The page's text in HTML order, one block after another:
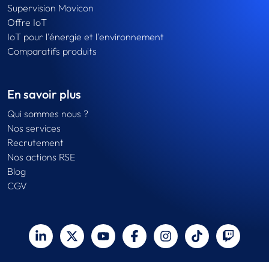
Supervision Movicon
Offre IoT
IoT pour l'énergie et l'environnement
Comparatifs produits
En savoir plus
Qui sommes nous ?
Nos services
Recrutement
Nos actions RSE
Blog
CGV